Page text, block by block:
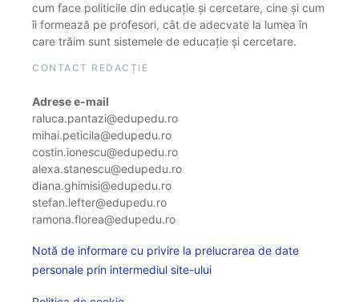
cum face politicile din educație și cercetare, cine și cum
îi formează pe profesori, cât de adecvate la lumea în
care trăim sunt sistemele de educație și cercetare.
CONTACT REDACȚIE
Adrese e-mail
raluca.pantazi@edupedu.ro
mihai.peticila@edupedu.ro
costin.ionescu@edupedu.ro
alexa.stanescu@edupedu.ro
diana.ghimisi@edupedu.ro
stefan.lefter@edupedu.ro
ramona.florea@edupedu.ro
Notă de informare cu privire la prelucrarea de date
personale prin intermediul site-ului